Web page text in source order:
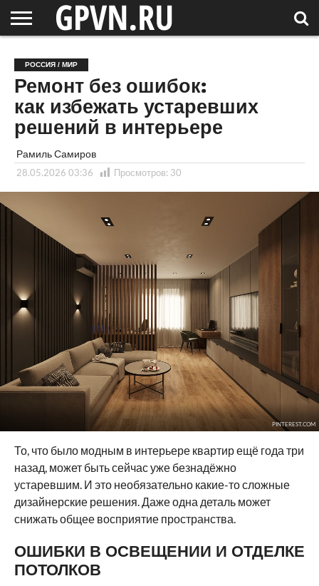
ОБЛАСТЬ
НОВОСТИ
СОСЕДЕЙ
РОССИЯ
/ МИР
СПЕЦПРОЕКТЫ
БЛОГ
СТАТЬИ
ФОТОРЕПОРТАЖИ
ИНТЕРВЬЮ
ОБЪЕКТЫ
ПОДБОРКИ
РОССИЯ / МИР
Ремонт без ошибок:
как избежать устаревших
решений в интерьере
Рамиль Самиров
28.05.2026 03:36 Просмотров: 30
PINTEREST.COM
То, что было модным в интерьере квартир ещё года три
назад, может быть сейчас уже безнадёжно
устаревшим. И это необязательно какие-то сложные
дизайнерские решения. Даже одна деталь может
снижать общее восприятие пространства.
ОШИБКИ В ОСВЕЩЕНИИ И ОТДЕЛКЕ
ПОТОЛКОВ